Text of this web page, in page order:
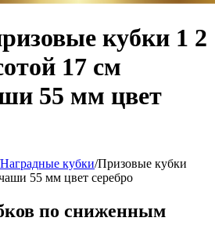
кубки 1 2
17 см
55 мм цвет
Наградные кубки/Призовые кубки
55 мм цвет серебро
по сниженным